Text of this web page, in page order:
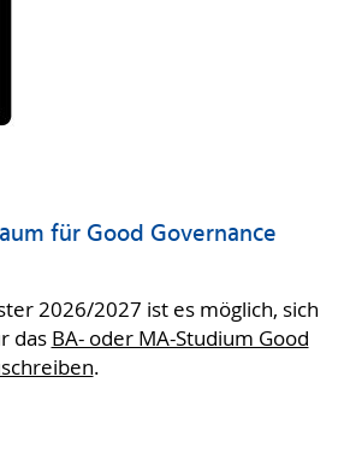
für Good Governance
2026/2027 ist es möglich, sich
das BA- oder MA-Studium Good
.